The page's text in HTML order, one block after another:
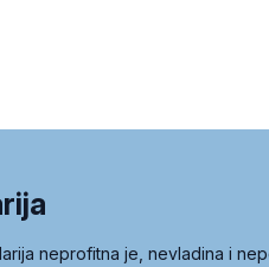
neprofitna je, nevladina i